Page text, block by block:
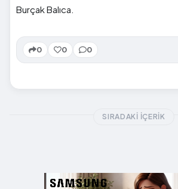
Burçak Balıca.
0 0 0
SIRADAKI İÇERIK